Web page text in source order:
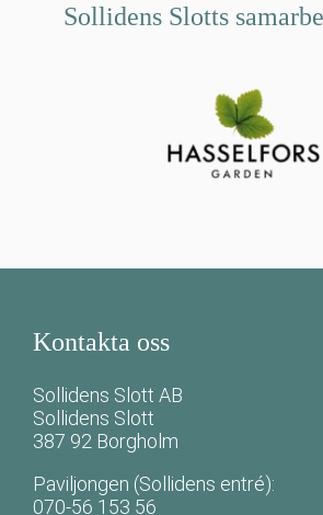
Sollidens Slotts
Kontakta oss
Sollidens Slott AB
Sollidens Slott
387 92 Borgholm
Paviljongen (Sollidens entré):
070-56 153 56